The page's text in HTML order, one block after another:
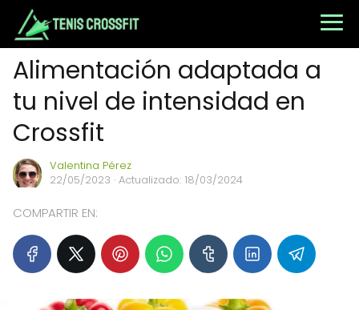
Alimentación adaptada a
tu nivel de intensidad en
Crossfit
Valentina Pérez
22/05/2023 · Actualizado: 18/03/2024
COMPARTIR EN: